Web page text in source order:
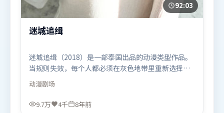
92:03
迷城追缉
迷城追缉（2018）是一部泰国出品的动漫类型作品。
当规则失效，每个人都必须在灰色地带里重新选择立
场与底线。摄影与美术共同营造出强烈地域气质，增
强沉浸感。由北野武执导，黄政民、雷佳音、刘亦
菲，周迅、木村拓哉、白宇等联袂出演。影片于2018
动漫剧场
9.7万 4千 8年前